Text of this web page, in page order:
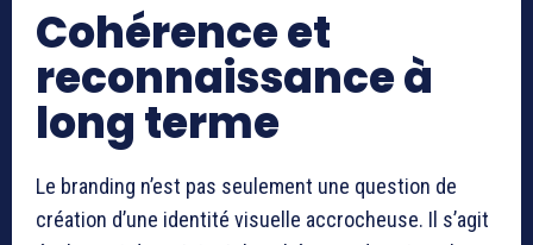
Cohérence et
reconnaissance à
long terme
Le branding n’est pas seulement une question de
création d’une identité visuelle accrocheuse. Il s’agit